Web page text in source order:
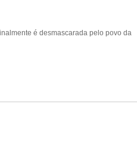
é desmascarada pelo povo da